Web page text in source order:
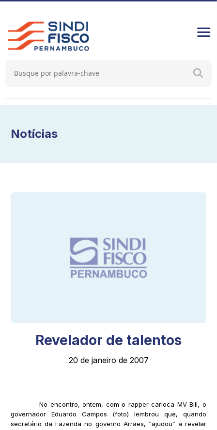
Notícias
Revelador de talentos
20 de janeiro de 2007
No encontro, ontem, com o rapper carioca MV Bill, o
governador Eduardo Campos (foto) lembrou que, quando
secretário da Fazenda no governo Arraes, “ajudou” a revelar